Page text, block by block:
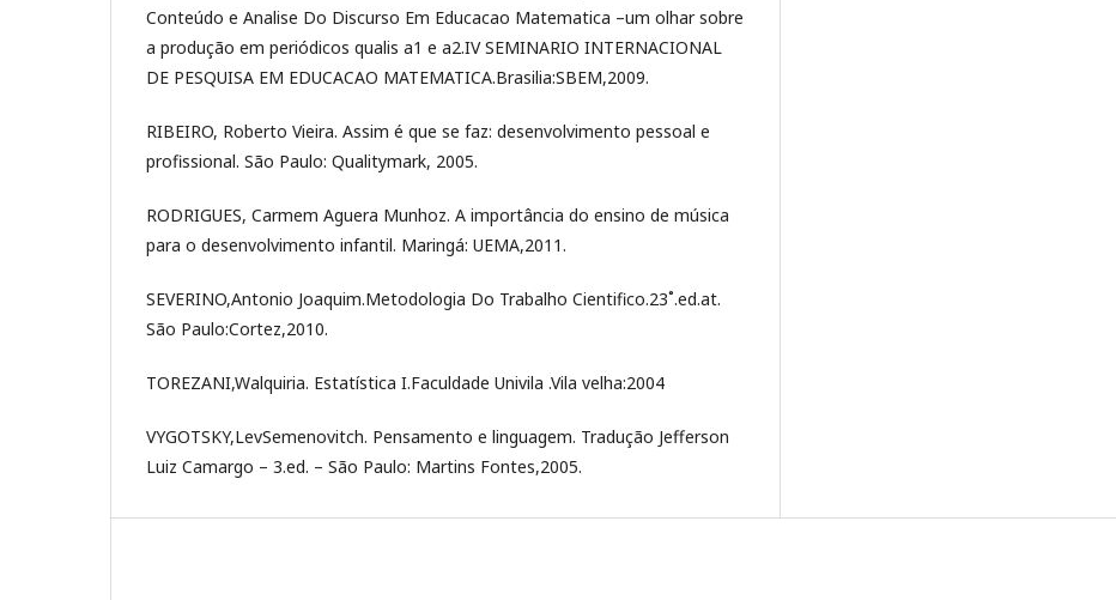
Conteúdo e Analise Do Discurso Em Educacao Matematica –um olhar sobre
a produção em periódicos qualis a1 e a2.IV SEMINARIO INTERNACIONAL
DE PESQUISA EM EDUCACAO MATEMATICA.Brasilia:SBEM,2009.
RIBEIRO, Roberto Vieira. Assim é que se faz: desenvolvimento pessoal e
profissional. São Paulo: Qualitymark, 2005.
RODRIGUES, Carmem Aguera Munhoz. A importância do ensino de música
para o desenvolvimento infantil. Maringá: UEMA,2011.
SEVERINO,Antonio Joaquim.Metodologia Do Trabalho Cientifico.23˚.ed.at.
São Paulo:Cortez,2010.
TOREZANI,Walquiria. Estatística I.Faculdade Univila .Vila velha:2004
VYGOTSKY,LevSemenovitch. Pensamento e linguagem. Tradução Jefferson
Luiz Camargo – 3.ed. – São Paulo: Martins Fontes,2005.